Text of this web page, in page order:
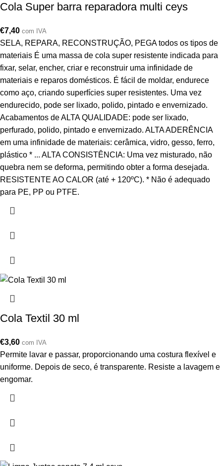
Cola Super barra reparadora multi ceys
€7,40 com IVA
SELA, REPARA, RECONSTRUÇÃO, PEGA todos os tipos de
materiais É uma massa de cola super resistente indicada para
fixar, selar, encher, criar e reconstruir uma infinidade de
materiais e reparos domésticos. É fácil de moldar, endurece
como aço, criando superfícies super resistentes. Uma vez
endurecido, pode ser lixado, polido, pintado e envernizado.
Acabamentos de ALTA QUALIDADE: pode ser lixado,
perfurado, polido, pintado e envernizado. ALTA ADERÊNCIA
em uma infinidade de materiais: cerâmica, vidro, gesso, ferro,
plástico * ... ALTA CONSISTÊNCIA: Uma vez misturado, não
quebra nem se deforma, permitindo obter a forma desejada.
RESISTENTE AO CALOR (até + 120ºC). * Não é adequado
para PE, PP ou PTFE.
Cola Textil 30 ml
€3,60 com IVA
Permite lavar e passar, proporcionando uma costura flexível e
uniforme. Depois de seco, é transparente. Resiste a lavagem e
engomar.